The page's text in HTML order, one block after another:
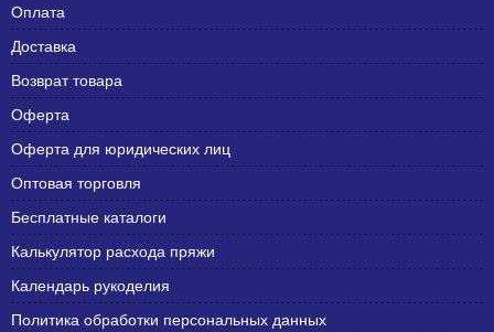
Оплата
Доставка
Возврат товара
Оферта
Оферта для юридических лиц
Оптовая торговля
Бесплатные каталоги
Калькулятор расхода пряжи
Календарь рукоделия
Политика обработки персональных данных